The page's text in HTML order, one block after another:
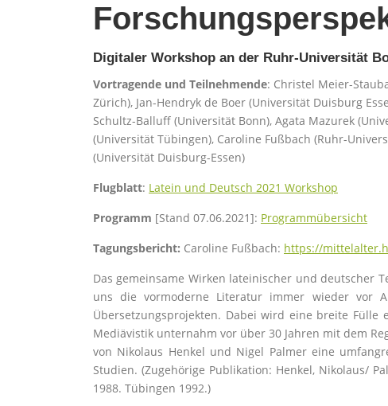
Digitaler Workshop an der Ruhr-Universität
Vortragende und Teilnehmende: Christel Meier-
Zürich), Jan-Hendryk de Boer (Universität Duisburg
Schultz-Balluff (Universität Bonn), Agata Mazurek
(Universität Tübingen), Caroline Fußbach (Ruhr-
(Universität Duisburg-Essen)
Flugblatt: Latein und Deutsch 2021 Workshop
Programm [Stand 07.06.2021]: Programmübersicht
Tagungsbericht: Caroline Fußbach: https://
Das gemeinsame Wirken lateinischer und deutscher
uns die vormoderne Literatur immer wieder vor
Übersetzungsprojekten. Dabei wird eine breite
Mediävistik unternahm vor über 30 Jahren mit dem
von Nikolaus Henkel und Nigel Palmer eine
Studien. (Zugehörige Publikation: Henkel, Nikolaus/
1988. Tübingen 1992.)